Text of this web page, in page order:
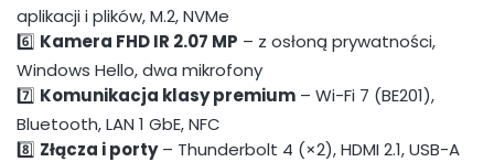
aplikacji i plików, M.2, NVMe
6️⃣ Kamera FHD IR 2.07 MP – z osłoną prywatności,
Windows Hello, dwa mikrofony
7️⃣ Komunikacja klasy premium – Wi-Fi 7 (BE201),
Bluetooth, LAN 1 GbE, NFC
8️⃣ Złącza i porty– Thunderbolt 4 (×2), HDMI 2.1, USB-A